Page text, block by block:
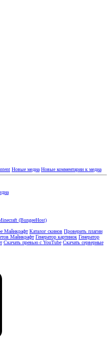
Новые медиа Новые комментарии к медиа
(BungeeHost)
Майнкрафт Каталог скинов Проверить плагин
Майнкрафт Генератор картинок Генератор
Скачать превью с YouTube Скачать серверные